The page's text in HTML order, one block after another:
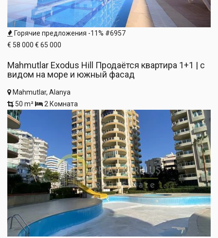
Горячие предложения -11% #6957
€ 58 000 € 65 000
Mahmutlar Exodus Hill Продаётся квартира 1+1 | с
видом на море и южный фасад
Mahmutlar, Alanya
50 m²
2 Комната